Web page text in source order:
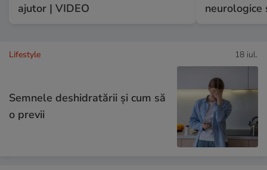
ajutor | VIDEO
neurologice
Lifestyle 18 iul.
Semnele deshidratării și cum să
o previi